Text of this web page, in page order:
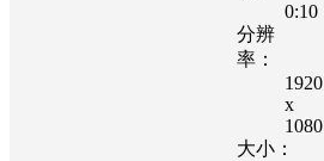
0:10
分辨
率：
1920
x
1080
大小：